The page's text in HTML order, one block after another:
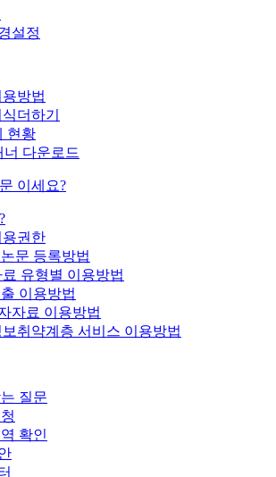
설정
용방법
더하기
현황
너 다운로드
이세요?
용권한
문 등록방법
료 유형별 이용방법
이용방법
자료 이용방법
보취약계층 서비스 이용방법
질문
확인